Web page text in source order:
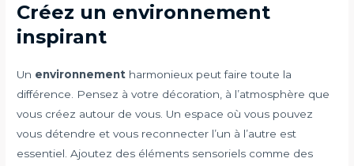
Créez un environnement
inspirant
Un environnement harmonieux peut faire toute la
différence. Pensez à votre décoration, à l’atmosphère que
vous créez autour de vous. Un espace où vous pouvez
vous détendre et vous reconnecter l’un à l’autre est
essentiel. Ajoutez des éléments sensoriels comme des